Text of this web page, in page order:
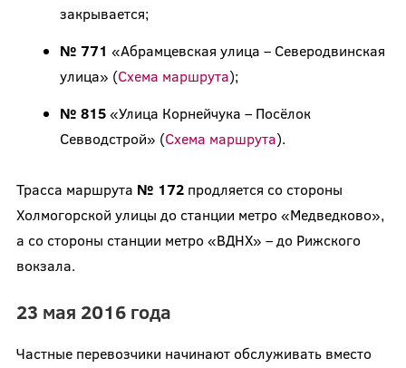
закрывается;
№ 771 «Абрамцевская улица – Северодвинская
улица» (Схема маршрута);
№ 815«Улица Корнейчука – Посёлок
Севводстрой» (Схема маршрута).
Трасса маршрута № 172продляется со стороны
Холмогорской улицы до станции метро «Медведково»,
а со стороны станции метро «ВДНХ» – до Рижского
вокзала.
23 мая 2016 года
Частные перевозчики начинают обслуживать вместо